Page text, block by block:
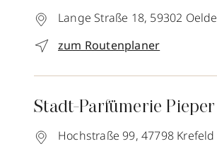
Lange Straße 18, 59302 Oelde
zum Routenplaner
Stadt-Parfümerie Pieper
Hochstraße 99, 47798 Krefeld